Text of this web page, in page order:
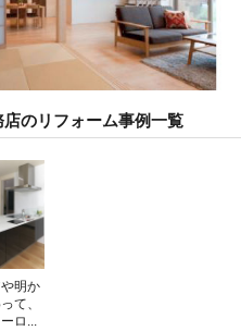
店のリフォーム事例一覧
明か
て、
ロ...